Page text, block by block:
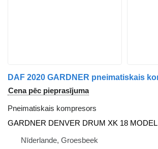
Cena pēc pieprasījuma
Pneimatiskais kompresors
GARDNER DENVER DRUM XK 18 MODEL
Nīderlande, Groesbeek